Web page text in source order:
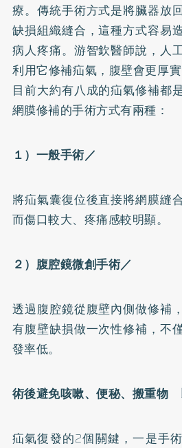
療。傳統手術方式是將臟器放
缺損組織縫合，這種方式容易
病人疼痛。游智欽醫師說，人
利用它修補疝氣，腹壁會更厚
目前大約有八成的疝氣修補都
網膜修補的手術方式有兩種：
１）一般手術／
將疝氣囊復位後直接將網膜縫
而傷口較大、疼痛感較明顯。
２）腹腔鏡微創手術／
透過腹腔鏡從腹壁內側做修補
有腹壁缺損做一次性修補，不
發率低。
術後避免咳嗽、便秘、搬重物
疝氣復發的2個關鍵，一是手